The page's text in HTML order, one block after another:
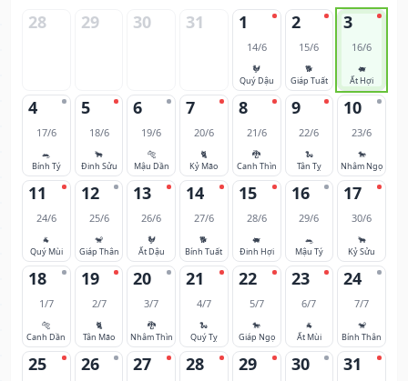
28 29 30 31 1
14/6
🐓
Quý Dậu
2
15/6
🐕
Giáp Tuất
3
16/6
🐖
Ất Hợi
4
17/6
🐀
Bính Tý
5
18/6
🐂
Đinh Sửu
6
19/6
🐅
Mậu Dần
7
20/6
🐈
Kỷ Mão
8
21/6
🐉
Canh Thìn
9
22/6
🐍
Tân Tỵ
10
23/6
🐎
Nhâm Ngọ
11
24/6
🐐
Quý Mùi
12
25/6
🐒
Giáp Thân
13
26/6
🐓
Ất Dậu
14
27/6
🐕
Bính Tuất
15
28/6
🐖
Đinh Hợi
16
29/6
🐀
Mậu Tý
17
30/6
🐂
Kỷ Sửu
18
1/7
🐅
Canh Dần
19
2/7
🐈
Tân Mão
20
3/7
🐉
Nhâm Thìn
21
4/7
🐍
Quý Tỵ
22
5/7
🐎
Giáp Ngọ
23
6/7
🐐
Ất Mùi
24
7/7
🐒
Bính Thân
25 26 27 28 29 30 31